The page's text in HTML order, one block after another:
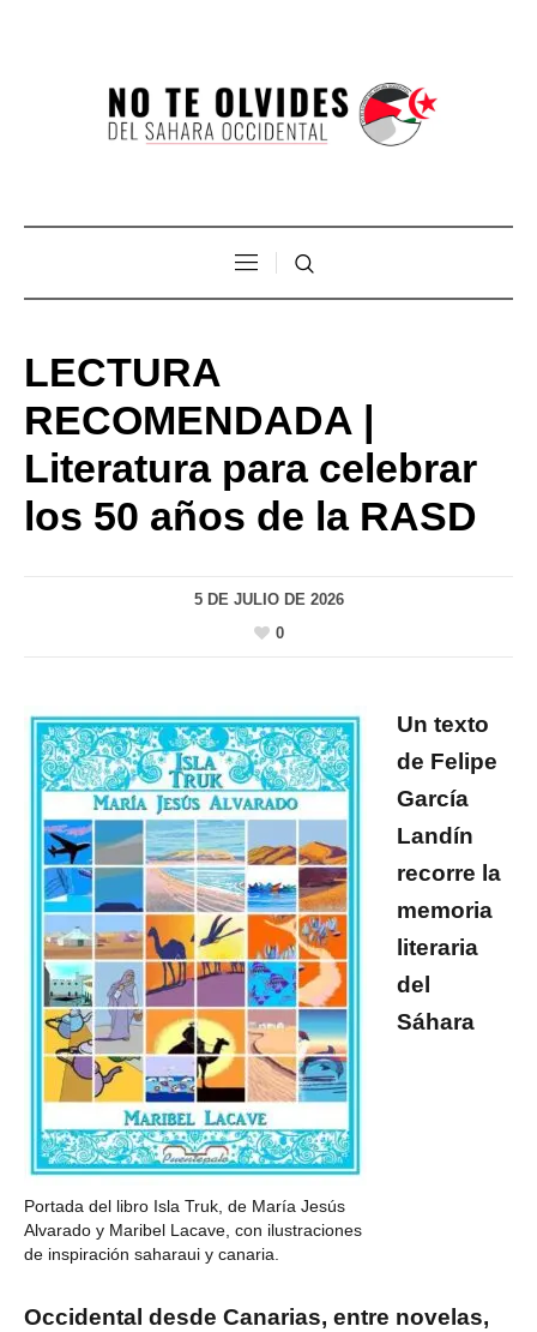
LECTURA
RECOMENDADA |
Literatura para celebrar
los 50 años de la RASD
5 DE JULIO DE 2026
0
Portada del libro Isla Truk, de María Jesús
Alvarado y Maribel Lacave, con ilustraciones
de inspiración saharaui y canaria.
Un texto
de Felipe
García
Landín
recorre la
memoria
literaria
del
Sáhara
Occidental desde Canarias, entre novelas,